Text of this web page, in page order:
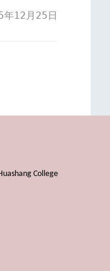
年12月25日
College